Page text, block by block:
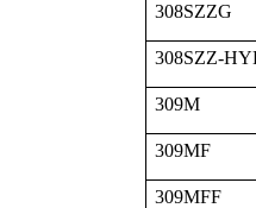
308SZZG
308SZZ-
309M
309MF
309MFF